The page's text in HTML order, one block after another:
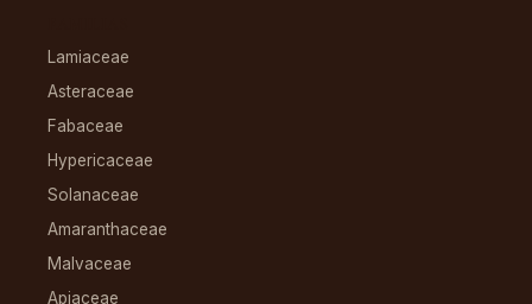
Lamiaceae
Asteraceae
Fabaceae
Hypericaceae
Solanaceae
Amaranthaceae
Malvaceae
Apiaceae